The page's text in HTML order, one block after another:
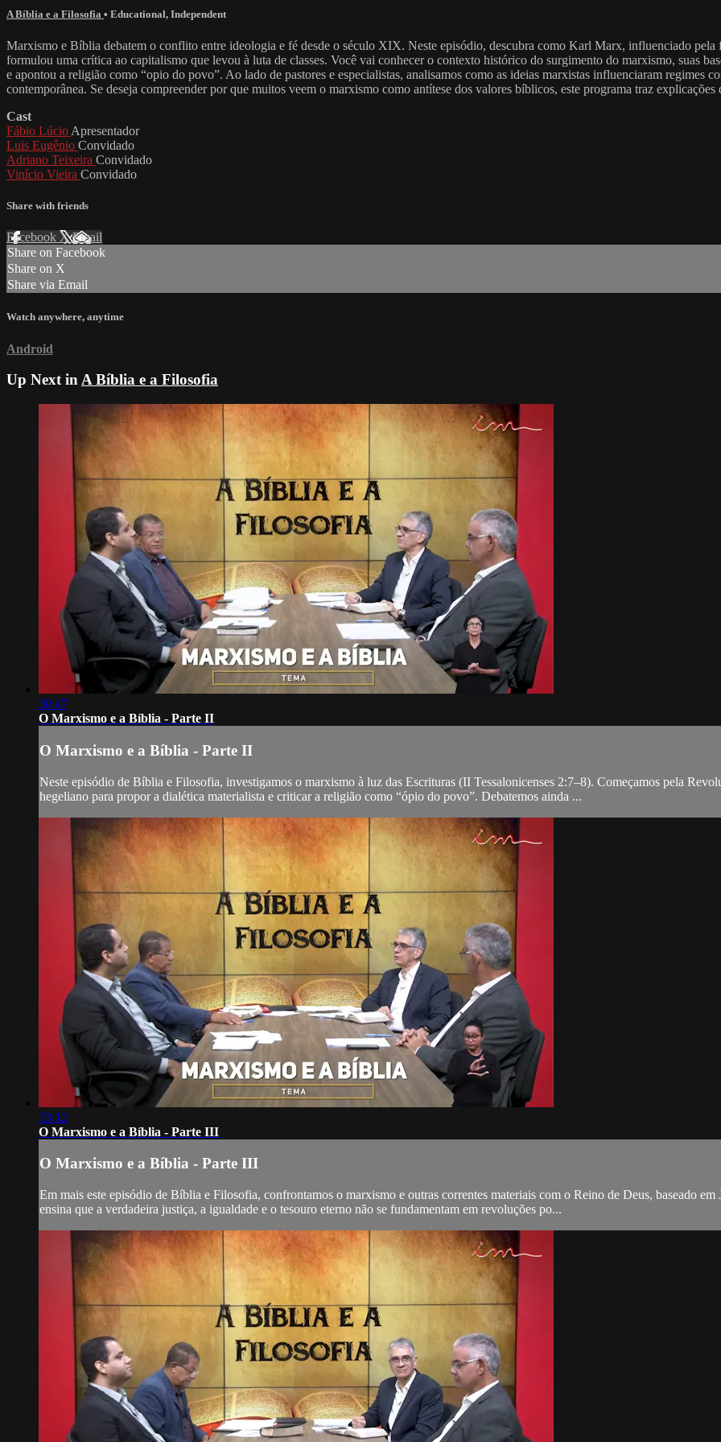
A Bíblia e a Filosofia • Educational, Independent
Marxismo e Bíblia debatem o conflito entre ideologia e fé desde o século XIX. Neste episódio, descubra como Karl Marx, influenciado
formulou uma crítica ao capitalismo que levou à luta de classes. Você vai conhecer o contexto histórico do surgimento do marxismo, suas
e apontou a religião como “opio do povo”. Ao lado de pastores e especialistas, analisamos como as ideias marxistas influenciaram regimes
contemporânea. Se deseja compreender por que muitos veem o marxismo como antítese dos valores bíblicos, este programa traz explicações
Cast
Fábio Lúcio Apresentador
Luis Eugênio Convidado
Adriano Teixeira Convidado
Vinício Vieira Convidado
Share with friends
Facebook XEmail
Share on Facebook
Share on X
Share via Email
Watch anywhere, anytime
Android
Up Next inA Bíblia e a Filosofia
30:47
O Marxismo e a Bíblia - Parte II
O Marxismo e a Bíblia - Parte II
Neste episódio de Bíblia e Filosofia, investigamos o marxismo à luz das Escrituras (II Tessalonicenses 2:7–8). Começamos pela
hegeliano para propor a dialética materialista e criticar a religião como “ópio do povo”. Debatemos ainda ...
33:12
O Marxismo e a Bíblia - Parte III
O Marxismo e a Bíblia - Parte III
Em mais este episódio de Bíblia e Filosofia, confrontamos o marxismo e outras correntes materiais com o Reino de Deus, baseado
ensina que a verdadeira justiça, a igualdade e o tesouro eterno não se fundamentam em revoluções po...